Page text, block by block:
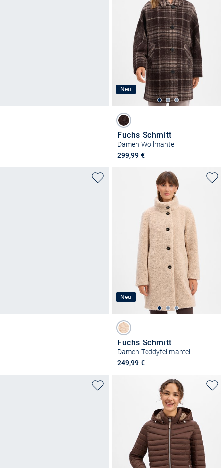
Neu
Fuchs Schmitt
Damen Wollmantel
299,99 €
Neu
Fuchs Schmitt
Damen Teddyfellmantel
249,99 €